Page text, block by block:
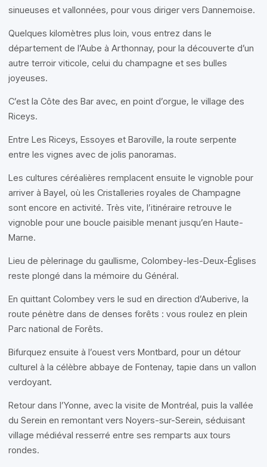
sinueuses et vallonnées, pour vous diriger vers Dannemoise.
Quelques kilomètres plus loin, vous entrez dans le
département de l’Aube à Arthonnay, pour la découverte d’un
autre terroir viticole, celui du champagne et ses bulles
joyeuses.
C’est la Côte des Bar avec, en point d’orgue, le village des
Riceys.
Entre Les Riceys, Essoyes et Baroville, la route serpente
entre les vignes avec de jolis panoramas.
Les cultures céréalières remplacent ensuite le vignoble pour
arriver à Bayel, où les Cristalleries royales de Champagne
sont encore en activité. Très vite, l’itinéraire retrouve le
vignoble pour une boucle paisible menant jusqu’en Haute-
Marne.
Lieu de pèlerinage du gaullisme, Colombey-les-Deux-Églises
reste plongé dans la mémoire du Général.
En quittant Colombey vers le sud en direction d’Auberive, la
route pénètre dans de denses forêts : vous roulez en plein
Parc national de Forêts.
Bifurquez ensuite à l’ouest vers Montbard, pour un détour
culturel à la célèbre abbaye de Fontenay, tapie dans un vallon
verdoyant.
Retour dans l’Yonne, avec la visite de Montréal, puis la vallée
du Serein en remontant vers Noyers-sur-Serein, séduisant
village médiéval resserré entre ses remparts aux tours
rondes.